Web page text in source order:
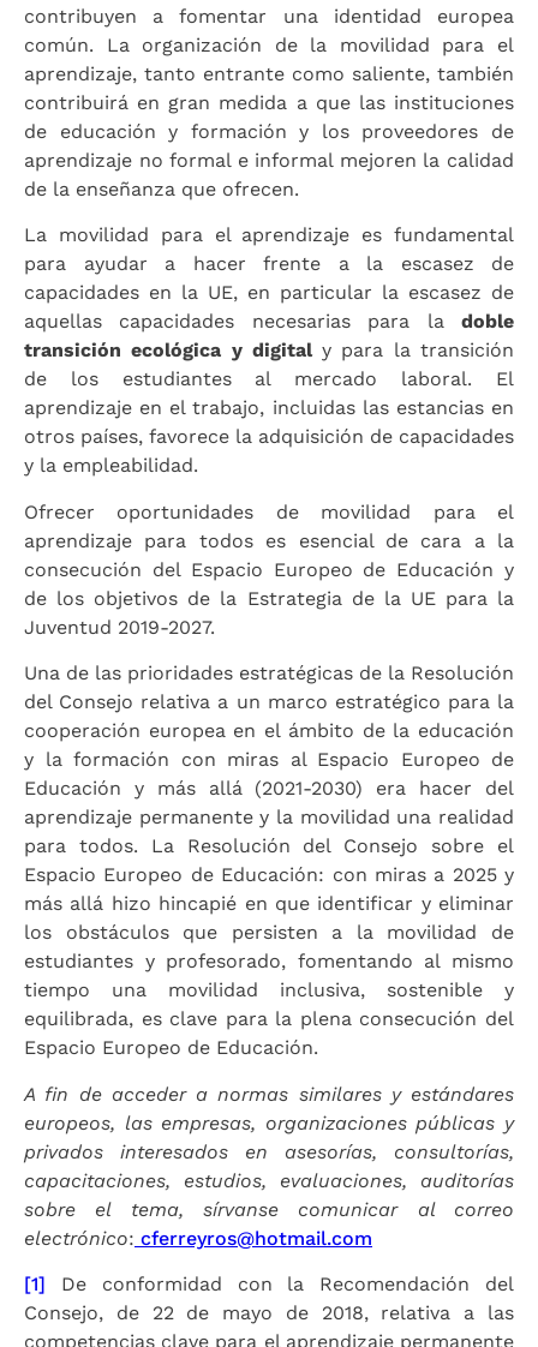
contribuyen a fomentar una identidad europea
común. La organización de la movilidad para el
aprendizaje, tanto entrante como saliente, también
contribuirá en gran medida a que las instituciones
de educación y formación y los proveedores de
aprendizaje no formal e informal mejoren la calidad
de la enseñanza que ofrecen.
La movilidad para el aprendizaje es fundamental
para ayudar a hacer frente a la escasez de
capacidades en la UE, en particular la escasez de
aquellas capacidades necesarias para la doble
transición ecológica y digitaly para la transición
de los estudiantes al mercado laboral. El
aprendizaje en el trabajo, incluidas las estancias en
otros países, favorece la adquisición de capacidades
y la empleabilidad.
Ofrecer oportunidades de movilidad para el
aprendizaje para todos es esencial de cara a la
consecución del Espacio Europeo de Educación y
de los objetivos de la Estrategia de la UE para la
Juventud 2019-2027.
Una de las prioridades estratégicas de la Resolución
del Consejo relativa a un marco estratégico para la
cooperación europea en el ámbito de la educación
y la formación con miras al Espacio Europeo de
Educación y más allá (2021-2030) era hacer del
aprendizaje permanente y la movilidad una realidad
para todos. La Resolución del Consejo sobre el
Espacio Europeo de Educación: con miras a 2025 y
más allá hizo hincapié en que identificar y eliminar
los obstáculos que persisten a la movilidad de
estudiantes y profesorado, fomentando al mismo
tiempo una movilidad inclusiva, sostenible y
equilibrada, es clave para la plena consecución del
Espacio Europeo de Educación.
A fin de acceder a normas similares y estándares
europeos, las empresas, organizaciones públicas y
privados interesados en asesorías, consultorías,
capacitaciones, estudios, evaluaciones, auditorías
sobre el tema, sírvanse comunicar al correo
electrónico: cferreyros@hotmail.com
[1] De conformidad con la Recomendación del
Consejo, de 22 de mayo de 2018, relativa a las
competencias clave para el aprendizaje permanente